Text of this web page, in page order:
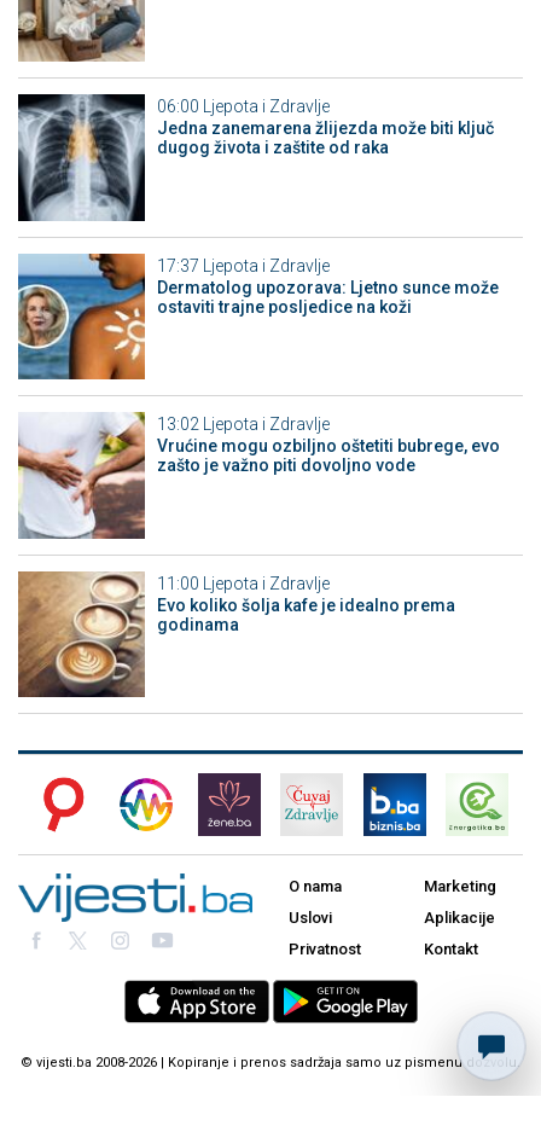
06:00
Ljepota i Zdravlje
Jedna zanemarena žlijezda može biti ključ
dugog života i zaštite od raka
17:37 Ljepota i Zdravlje
Dermatolog upozorava: Ljetno sunce može
ostaviti trajne posljedice na koži
13:02
Ljepota i Zdravlje
Vrućine mogu ozbiljno oštetiti bubrege, evo
zašto je važno piti dovoljno vode
11:00 Ljepota i Zdravlje
Evo koliko šolja kafe je idealno prema
godinama
O nama
Uslovi
Privatnost
Marketing
Aplikacije
Kontakt
© vijesti.ba 2008-2026 | Kopiranje i prenos sadržaja samo uz pismenu dozvolu.